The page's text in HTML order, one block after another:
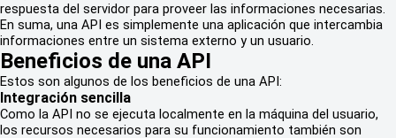
respuesta del servidor para proveer las informaciones necesarias.
En suma, una API es simplemente una aplicación que intercambia
informaciones entre un sistema externo y un usuario.
Beneficios de una API
Estos son algunos de los beneficios de una API:
Integración sencilla
Como la API no se ejecuta localmente en la máquina del usuario,
los recursos necesarios para su funcionamiento también son